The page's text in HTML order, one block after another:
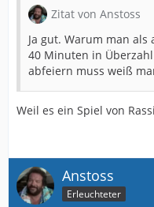
Zitat von Anstoss
Ja gut. Warum man
40 Minuten in
abfeiern muss weiß
Weil es ein Spiel von
Anstoss
Erleuchteter